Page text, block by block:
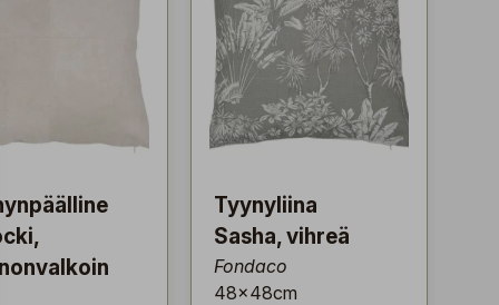
Tyynyliina
Sasha, vihreä
Fondaco
48x48cm